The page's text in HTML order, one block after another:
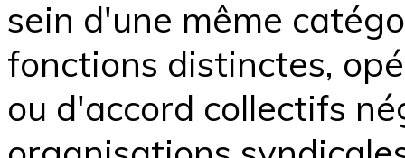
sein d'une même
fonctions distinctes,
ou d'accord collectifs